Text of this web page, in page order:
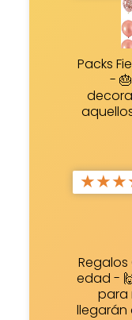
Packs
-
★★★
edad -
para
llegarán